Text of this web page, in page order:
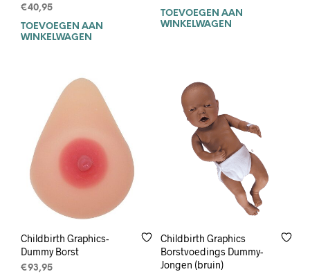
€40,95
TOEVOEGEN AAN
WINKELWAGEN
TOEVOEGEN AAN
WINKELWAGEN
Childbirth Graphics-
Dummy Borst
€93,95
Childbirth Graphics
Borstvoedings Dummy-
Jongen (bruin)